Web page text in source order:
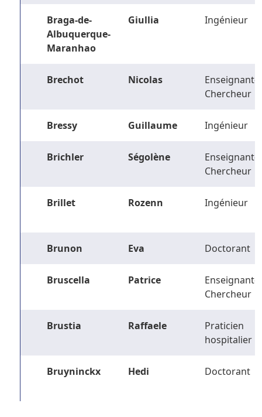
Braga-de-
Albuquerque-
Maranhao
Giullia Ingénieur
Brechot Nicolas
Enseignant-
Chercheur
Bressy Guillaume Ingénieur
Brichler Ségolène
Enseignant-
Chercheur
Brillet Rozenn Ingénieur
Brunon Eva Doctorant
Bruscella Patrice
Enseignant-
Chercheur
Brustia Raffaele
Praticien
hospitalier
Bruyninckx Hedi Doctorant